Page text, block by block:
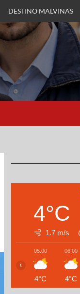
DESTINO MALVINAS
4°C
1.7 m/s
05:00
4°C
06:00
4°C
‹